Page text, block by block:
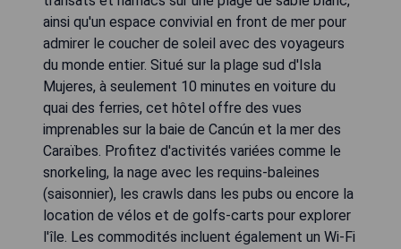
ainsi qu'un espace convivial en front de mer pour
admirer le coucher de soleil avec des voyageurs
du monde entier. Situé sur la plage sud d'Isla
Mujeres, à seulement 10 minutes en voiture du
quai des ferries, cet hôtel offre des vues
imprenables sur la baie de Cancún et la mer des
Caraïbes. Profitez d'activités variées comme le
snorkeling, la nage avec les requins-baleines
(saisonnier), les crawls dans les pubs ou encore la
location de vélos et de golfs-carts pour explorer
l'île. Les commodités incluent également un Wi-Fi